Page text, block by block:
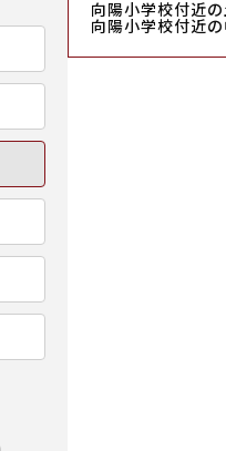
向陽小学校付近
向陽小学校付近